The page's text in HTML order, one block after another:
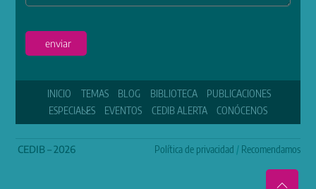
enviar
INICIO TEMAS BLOG BIBLIOTECA
PUBLICACIONES
ESPECIALES
EVENTOS CEDIB ALERTA CONÓCENOS
CEDIB – 2026 Política de privacidad / Recomendamos